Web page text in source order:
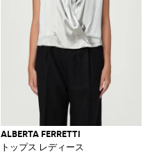
ALBERTA FERRETTI
トップス レディース